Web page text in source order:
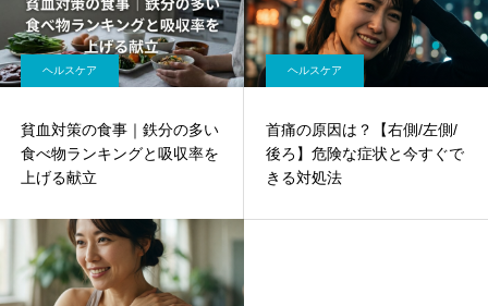
ヘルスケア
貧血対策の食事｜鉄分の多い
食べ物ランキングと吸収率を
上げる献立
ヘルスケア
首痛の原因は？【右側/左側/
後ろ】危険な症状と今すぐで
きる対処法